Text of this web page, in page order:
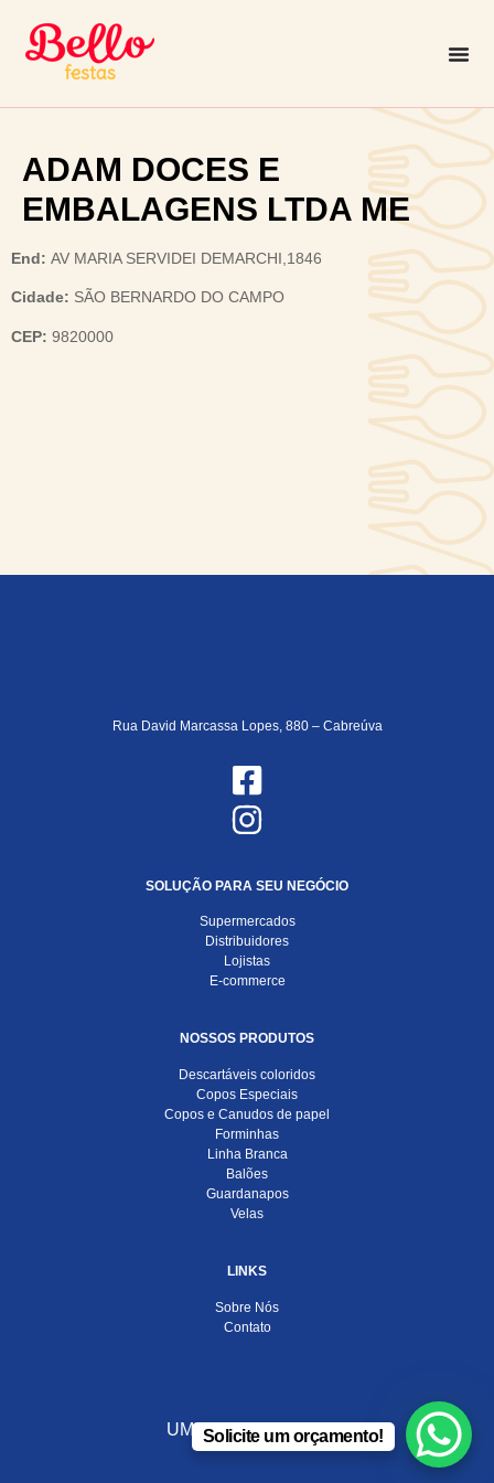
ADAM DOCES E
EMBALAGENS LTDA ME
End: AV MARIA SERVIDEI DEMARCHI,1846
Cidade: SÃO BERNARDO DO CAMPO
CEP: 9820000
Rua David Marcassa Lopes, 880 – Cabreúva
SOLUÇÃO PARA SEU NEGÓCIO
Supermercados
Distribuidores
Lojistas
E-commerce
NOSSOS PRODUTOS
Descartáveis coloridos
Copos Especiais
Copos e Canudos de papel
Forminhas
Linha Branca
Balões
Guardanapos
Velas
LINKS
Sobre Nós
Contato
UMA EMPRESA DO
Solicite um orçamento!